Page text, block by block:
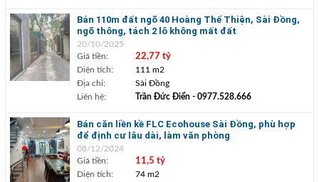
Bán 110m đất ngõ 40 Hoàng Thế Thiện, Sài Đồng,
ngõ thông, tách 2 lô không mất đất
20/10/2025
Giá tiền:
22,77 tỷ
Diện tích:
111 m2
Địa chỉ:
Sài Đồng
Liên hệ:
Trần Đức Điển- 0977.528.666
Bán căn liền kề FLC Ecohouse Sài Đồng, phù hợp
để định cư lâu dài, làm văn phòng
08/12/2024
Giá tiền:
11,5 tỷ
Diện tích:
74 m2